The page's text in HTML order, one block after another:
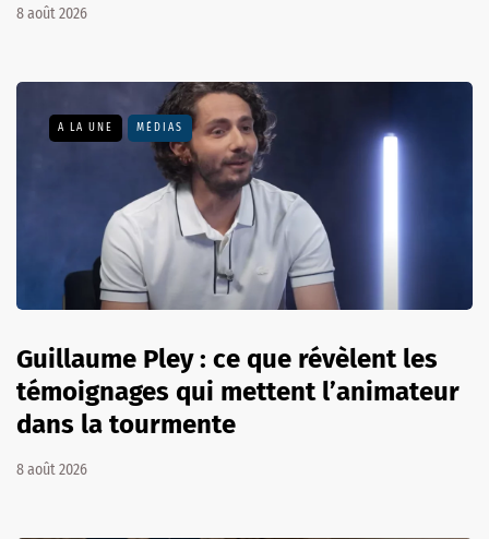
8 août 2026
A LA UNE MÉDIAS
Guillaume Pley : ce que révèlent les
témoignages qui mettent l’animateur
dans la tourmente
8 août 2026